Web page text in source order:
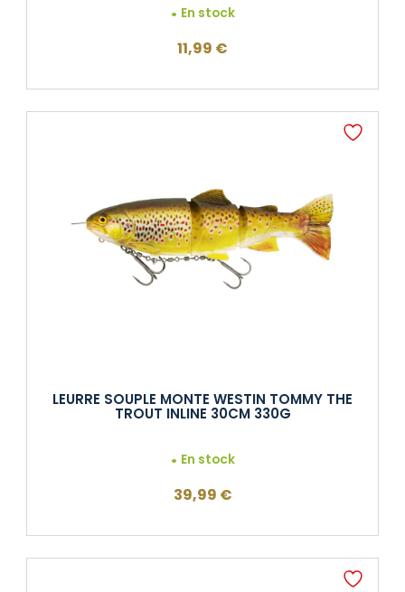
En stock
11,99 €
LEURRE SOUPLE MONTE WESTIN TOMMY THE
TROUT INLINE 30CM 330G
En stock
39,99 €